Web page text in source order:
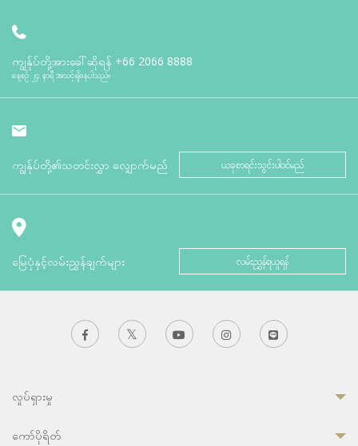
ကျွန်ုပ်တို့အားခေါ်ဆိုရန် +66 2066 8888
နေ့စဉ် ၂၄ နာရီ အသင့်ရှိနေပါသည်။
ကျွန်ုပ်တို့၏သတင်းလွှာ လျှောက်မည် ယခုစာရင်းသွင်းပါဝင်မည်
မြေပုံနှင့်လမ်းညွှန်ချက်များ လမ်းညွှန်ရယူရန်
လှုပ်ရှားမှု
ကော်ပိုရိတ်